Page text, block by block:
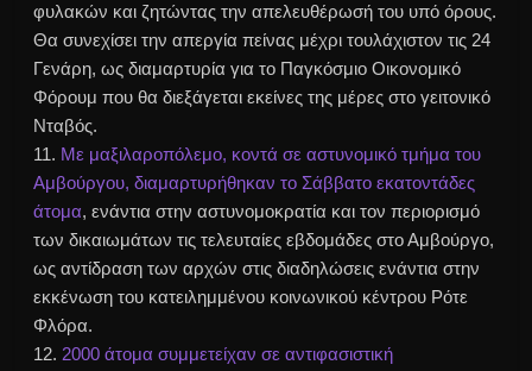
φυλακών και ζητώντας την απελευθέρωσή του υπό όρους.
Θα συνεχίσει την απεργία πείνας μέχρι τουλάχιστον τις 24
Γενάρη, ως διαμαρτυρία για το Παγκόσμιο Οικονομικό
Φόρουμ που θα διεξάγεται εκείνες της μέρες στο γειτονικό
Νταβός.
11. Με μαξιλαροπόλεμο, κοντά σε αστυνομικό τμήμα του
Αμβούργου, διαμαρτυρήθηκαν το Σάββατο εκατοντάδες
άτομα, ενάντια στην αστυνομοκρατία και τον περιορισμό
των δικαιωμάτων τις τελευταίες εβδομάδες στο Αμβούργο,
ως αντίδραση των αρχών στις διαδηλώσεις ενάντια στην
εκκένωση του κατειλημμένου κοινωνικού κέντρου Ρότε
Φλόρα.
12. 2000 άτομα συμμετείχαν σε αντιφασιστική